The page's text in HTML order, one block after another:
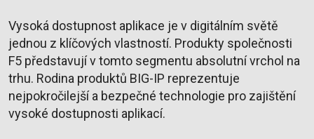
Vysoká dostupnost aplikace je v digitálním světě
jednou z klíčových vlastností. Produkty společnosti
F5 představují v tomto segmentu absolutní vrchol na
trhu. Rodina produktů BIG-IP reprezentuje
nejpokročilejší a bezpečné technologie pro zajištění
vysoké dostupnosti aplikací.